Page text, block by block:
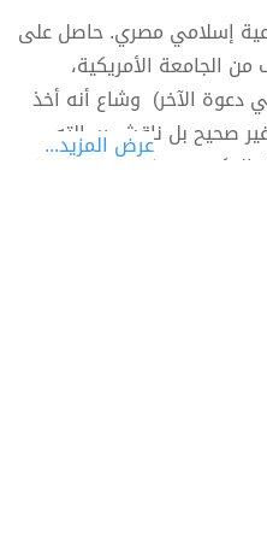
(8 أبريل 1962)، داعية إسلامي مصري. حاصل على
الجامعة الأمريكية،
دعوة الآخر) وشاع أنه أخذ
صحيح بل ناقش رسالته
عبد الله النجار "حصل
عرض المزيد...